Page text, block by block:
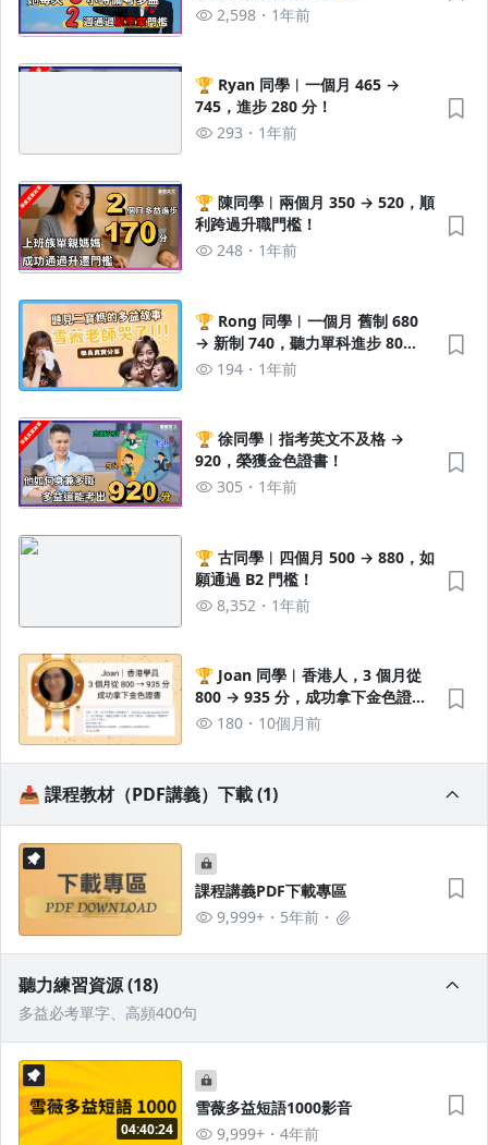
2,598
1年前
🏆 Ryan 同學︱一個月 465 →
745，進步 280 分！
293
1年前
🏆 陳同學︱兩個月 350 → 520，順
利跨過升職門檻！
248
1年前
🏆 Rong 同學︱一個月 舊制 680
→ 新制 740，聽力單科進步 80
分！194 1年前
🏆 徐同學︱指考英文不及格 →
920，榮獲金色證書！
305
1年前
🏆 古同學︱四個月 500 → 880，如
願通過 B2 門檻！
8,352
1年前
🏆 Joan 同學︱香港人，3 個月從
800 → 935 分，成功拿下金色證
書！180 10個月前
📥 課程教材（PDF講義）下載 (1)
課程講義PDF下載專區
9,999+
5年前
聽力練習資源 (18)
多益必考單字、高頻400句
04:40:24
雪薇多益短語1000影音
9,999+
4年前